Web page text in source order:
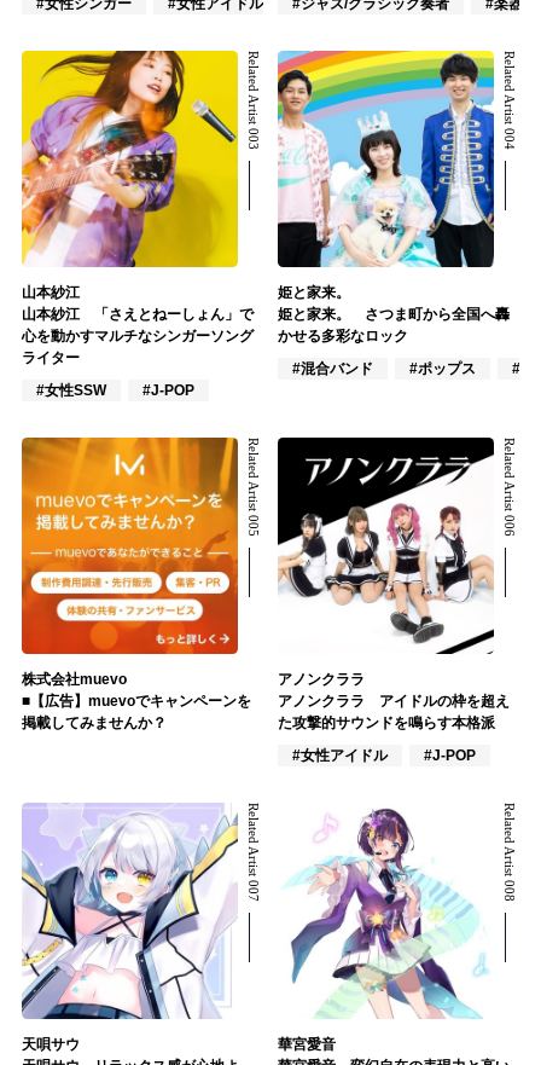
Related Artist 003
山本紗江
山本紗江 「さえとねーしょん」で
心を動かすマルチなシンガーソング
ライター
#女性SSW
#J-POP
Related Artist 004
姫と家来。
姫と家来。 さつま町から全国へ轟
かせる多彩なロック
#混合バンド
#ポップス #J-
Related Artist 005
株式会社muevo
■【広告】muevoでキャンペーンを
掲載してみませんか？
Related Artist 006
アノンクララ
アノンクララ アイドルの枠を超え
た攻撃的サウンドを鳴らす本格派
#女性アイドル
#J-POP
Related Artist 007
天唄サウ
Related Artist 008
華宮愛音